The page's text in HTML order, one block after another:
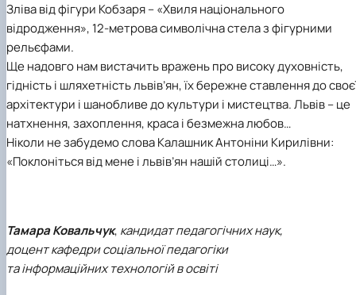
Зліва від фігури Кобзаря – «Хвиля національного
відродження», 12-метрова символічна стела з фігурними
рельєфами.
Ще надовго нам вистачить вражень про високу духовність,
гідність і шляхетність львів’ян, їх бережне ставлення до
архітектури і шанобливе до культури і мистецтва. Львів – це
натхнення, захоплення, краса і безмежна любов…
Ніколи не забудемо слова Калашник Антоніни Кирилівни:
«Поклоніться від мене і львів’ян нашій столиці…».
Тамара Ковальчук, кандидат педагогічних наук,
доцент кафедри соціальної педагогіки
та інформаційних технологій в освіті